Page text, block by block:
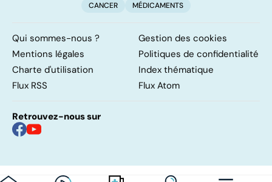
CANCER
MÉDICAMENTS
Qui sommes-nous ?
Gestion des cookies
Mentions légales
Politiques de confidentialité
Charte d'utilisation
Index thématique
Flux RSS
Flux Atom
Retrouvez-nous sur